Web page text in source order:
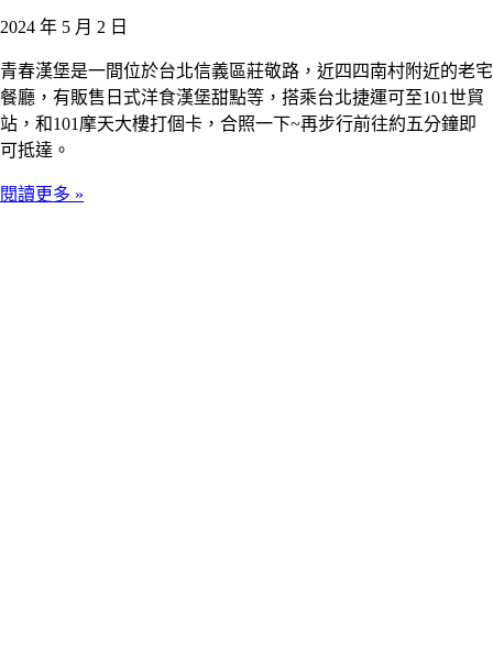
2024 年 5 月 2 日
青春漢堡是一間位於台北信義區莊敬路，近四四南村附近的老宅
餐廳，有販售日式洋食漢堡甜點等，搭乘台北捷運可至101世貿
站，和101摩天大樓打個卡，合照一下~再步行前往約五分鐘即
可抵達。
閱讀更多 »